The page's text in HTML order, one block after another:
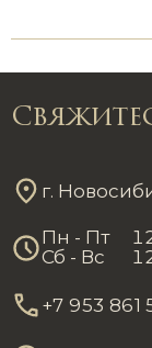
г.
Пн - Пт
Сб - Вс
+7 953 861